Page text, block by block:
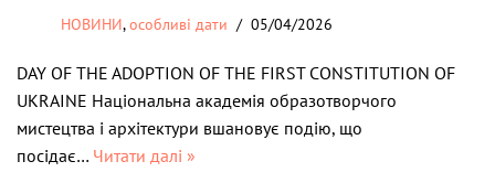
НОВИНИ,особливі дати 05/04/2026
DAY OF THE ADOPTION OF THE FIRST CONSTITUTION OF
UKRAINE Національна академія образотворчого
мистецтва і архітектури вшановує подію, що
посідає… Читати далі »